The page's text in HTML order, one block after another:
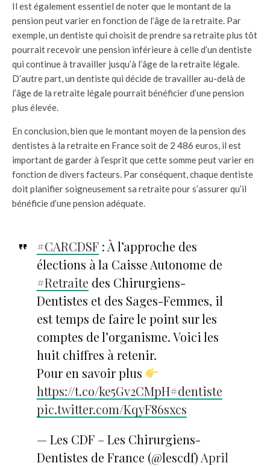
Il est également essentiel de noter que le montant de la
pension peut varier en fonction de l’âge de la retraite. Par
exemple, un dentiste qui choisit de prendre sa retraite plus tôt
pourrait recevoir une pension inférieure à celle d’un dentiste
qui continue à travailler jusqu’à l’âge de la retraite légale.
D’autre part, un dentiste qui décide de travailler au-delà de
l’âge de la retraite légale pourrait bénéficier d’une pension
plus élevée.
En conclusion, bien que le montant moyen de la pension des
dentistes à la retraite en France soit de 2 486 euros, il est
important de garder à l’esprit que cette somme peut varier en
fonction de divers facteurs. Par conséquent, chaque dentiste
doit planifier soigneusement sa retraite pour s’assurer qu’il
bénéficie d’une pension adéquate.
#CARCDSF: À l’approche des
élections à la Caisse Autonome de
#Retraite des Chirurgiens-
Dentistes et des Sages-Femmes, il
est temps de faire le point sur les
comptes de l’organisme. Voici les
huit chiffres à retenir.
Pour en savoir plus
https://t.co/ke5Gv2CMpH#dentiste
pic.twitter.com/KqyF86sxcs
— Les CDF – Les Chirurgiens-
Dentistes de France (@lescdf) April